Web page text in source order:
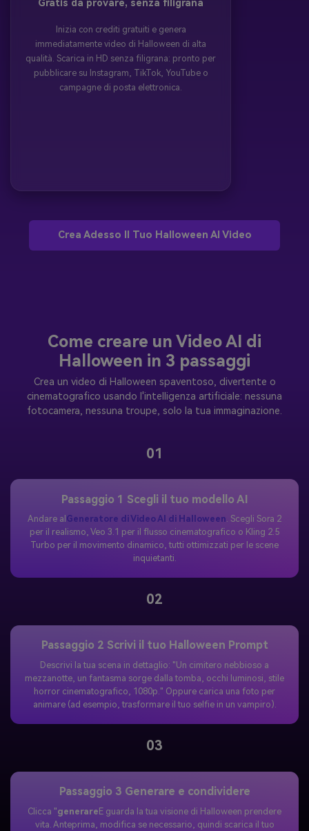
Gratis da provare, senza filigrana
Inizia con crediti gratuiti e genera
immediatamente video di Halloween di alta
qualità. Scarica in HD senza filigrana: pronto per
pubblicare su Instagram, TikTok, YouTube o
campagne di posta elettronica.
Crea Adesso Il Tuo Halloween AI Video
Come creare un Video AI di
Halloween in 3 passaggi
Crea un video di Halloween spaventoso, divertente o
cinematografico usando l'intelligenza artificiale: nessuna
fotocamera, nessuna troupe, solo la tua immaginazione.
01
Passaggio 1 Scegli il tuo modello AI
Andare al Generatore di Video AI di Halloween. Scegli Sora 2
per il realismo, Veo 3.1 per il flusso cinematografico o Kling 2.5
Turbo per il movimento dinamico, tutti ottimizzati per le scene
inquietanti.
02
Passaggio 2 Scrivi il tuo Halloween Prompt
Descrivi la tua scena in dettaglio: "Un cimitero nebbioso a
mezzanotte, un fantasma sorge dalla tomba, occhi luminosi, stile
horror cinematografico, 1080p." Oppure carica una foto per
animare (ad esempio, trasformare il tuo selfie in un vampiro).
03
Passaggio 3 Generare e condividere
Clicca "generareE guarda la tua visione di Halloween prendere
vita. Anteprima, modifica se necessario, quindi scarica il tuo